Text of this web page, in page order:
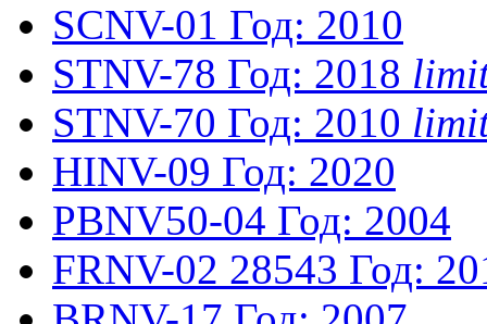
SCNV-01 Год: 2010
STNV-78 Год: 2018
STNV-70 Год: 2010
HINV-09 Год: 2020
PBNV50-04 Год: 2004
FRNV-02 28543 Год: